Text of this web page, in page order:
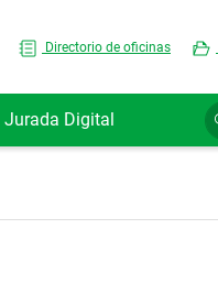
Directorio de oficinas
Jurada Digital